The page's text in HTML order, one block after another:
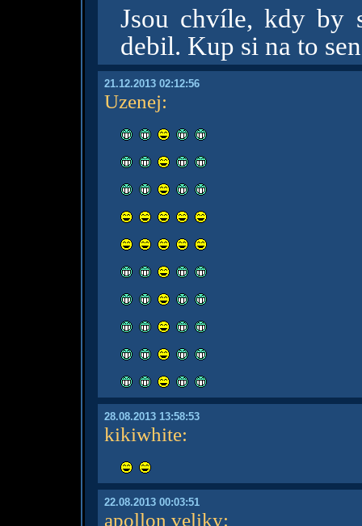
Jsou chvíle, kdy by
debil. Kup si na to
21.12.2013 02:12:56
Uzenej:
28.08.2013 13:58:53
kikiwhite:
22.08.2013 00:03:51
apollon veliky: